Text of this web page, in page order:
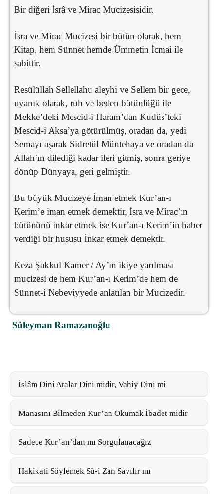
Bir diğeri İsrâ ve Mirac Mucizesisidir.
İsra ve Mirac Mucizesi bir bütün olarak, hem
Kitap, hem Sünnet hemde Ümmetin İcmai ile
sabittir.
Resülüllah Sellellahu aleyhi ve Sellem bir gece,
uyanık olarak, ruh ve beden bütünlüğü ile
Mekke’deki Mescid-i Haram’dan Kudüs’teki
Mescid-i Aksa’ya götürülmüş, oradan da, yedi
Semayı aşarak Sidretül Müntehaya ve oradan da
Allah’ın dilediği kadar ileri gitmiş, sonra geriye
dönüp Dünyaya, geri gelmiştir.
Bu büyük Mucizeye İman etmek Kur’an-ı
Kerim’e iman etmek demektir, İsra ve Mirac’ın
bütününü inkar etmek ise Kur’an-ı Kerim’in haber
verdiği bir hususu İnkar etmek demektir.
Keza Şakkul Kamer / Ay’ın ikiye yarılması
mucizesi de hem Kur’an-ı Kerim’de hem de
Sünnet-i Nebeviyyede anlatılan bir Mucizedir.
Süleyman Ramazanoğlu
İslâm Dini Atalar Dini midir, Vahiy Dini mi
Manasını Bilmeden Kur’an Okumak İbadet midir
Sadece Kur’an’dan mı Sorgulanacağız
Hakikati Söylemek Sû-i Zan Sayılır mı